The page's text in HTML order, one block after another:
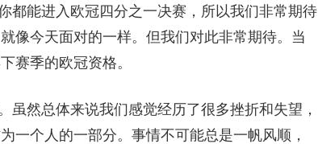
都能进入欧冠四分之一决赛，所以我们非常期待
像今天面对的一样。但我们对此非常期待。当
赛季的欧冠资格。
然总体来说我们感觉经历了很多挫折和失望，
一个人的一部分。事情不可能总是一帆风顺，